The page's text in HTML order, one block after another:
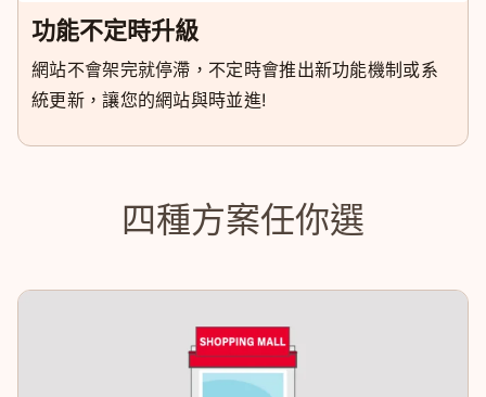
功能不定時升級
網站不會架完就停滯，不定時會推出新功能機制或系
統更新，讓您的網站與時並進!
四種方案任你選